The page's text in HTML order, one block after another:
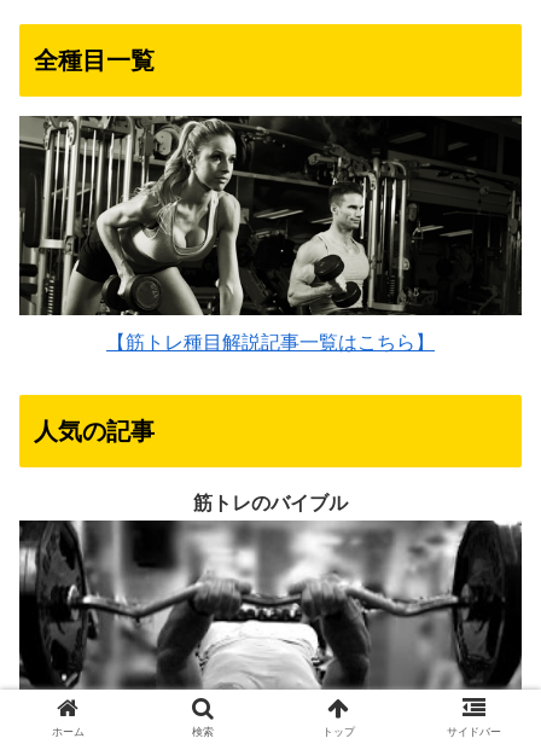
全種目一覧
【筋トレ種目解説記事一覧はこちら】
人気の記事
筋トレのバイブル
ホーム 検索 トップ サイドバー